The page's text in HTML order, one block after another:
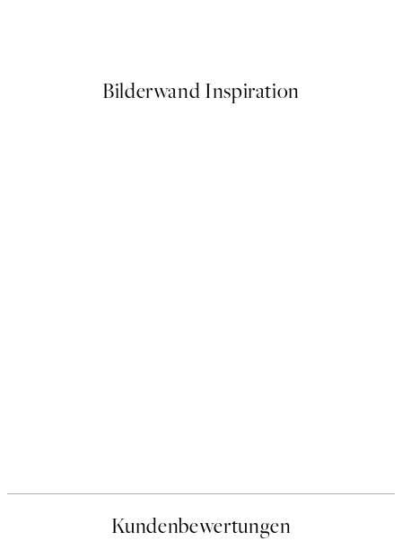
Bilderwand Inspiration
Kundenbewertungen